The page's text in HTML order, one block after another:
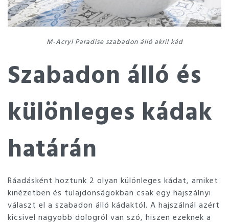
M-Acryl Paradise szabadon álló akril kád
Szabadon álló és
különleges kádak
határán
Ráadásként hoztunk 2 olyan különleges kádat, amiket
kinézetben és tulajdonságokban csak egy hajszálnyi
választ el a szabadon álló kádaktól. A hajszálnál azért
kicsivel nagyobb dologról van szó, hiszen ezeknek a